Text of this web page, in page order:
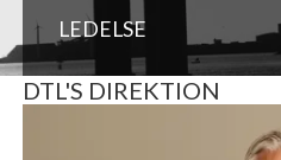
LEDELSE
DTL'S DIREKTION